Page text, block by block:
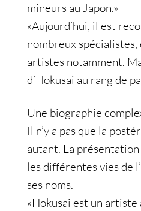
mineurs au Japon.»
«Aujourd’hui, il est
nombreux
artistes notamment.
d’Hokusai au rang de
Une biographie
Il n’y a pas que la
autant. La
les différentes vies de
ses noms.
«Hokusai est un